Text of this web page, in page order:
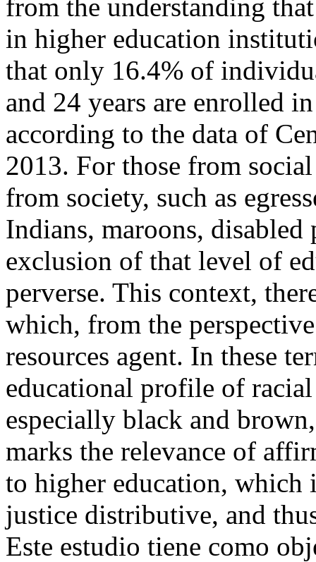
from the understanding
in higher education
that only 16.4% of
and 24 years are enrolled
according to the data of
2013. For those from
from society, such as
Indians, maroons, disabled
exclusion of that level of
perverse. This context,
which, from the
resources agent. In these
educational profile of
especially black and
marks the relevance of
to higher education,
justice distributive, and
Este estudio tiene como